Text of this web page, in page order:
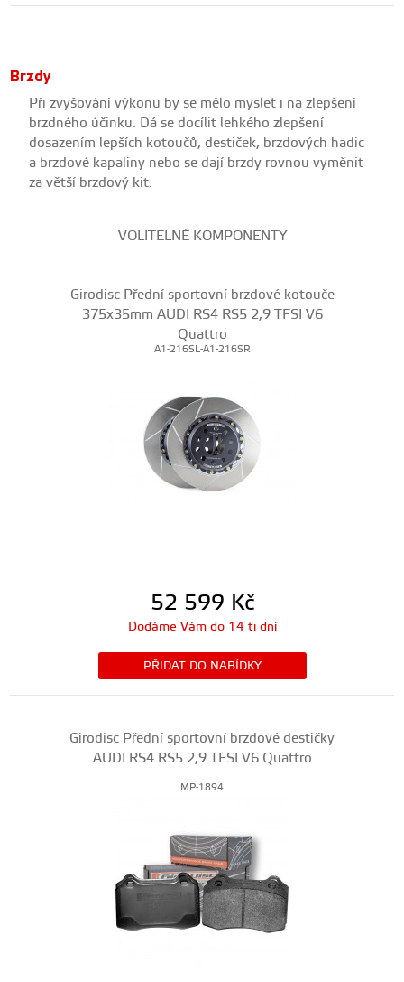
Brzdy
Při zvyšování výkonu by se mělo myslet i na zlepšení
brzdného účinku. Dá se docílit lehkého zlepšení
dosazením lepších kotoučů, destiček, brzdových hadic
a brzdové kapaliny nebo se dají brzdy rovnou vyměnit
za větší brzdový kit.
VOLITELNÉ KOMPONENTY
Girodisc Přední sportovní brzdové kotouče
375x35mm AUDI RS4 RS5 2,9 TFSI V6
Quattro
A1-216SL-A1-216SR
52 599 Kč
Dodáme Vám do 14 ti dní
PŘIDAT DO NABÍDKY
Girodisc Přední sportovní brzdové destičky
AUDI RS4 RS5 2,9 TFSI V6 Quattro
MP-1894